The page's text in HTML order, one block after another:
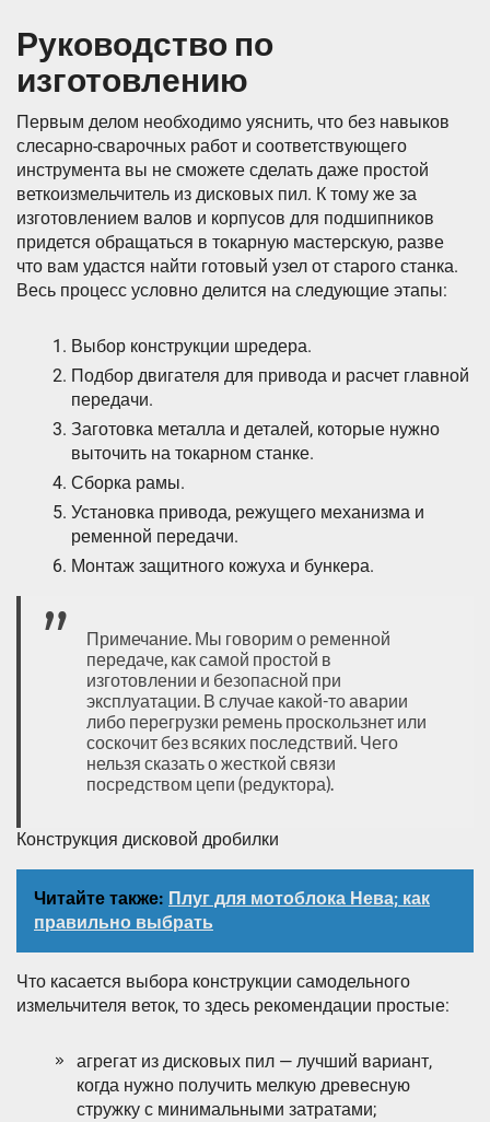
Руководство по
изготовлению
Первым делом необходимо уяснить, что без навыков
слесарно-сварочных работ и соответствующего
инструмента вы не сможете сделать даже простой
веткоизмельчитель из дисковых пил. К тому же за
изготовлением валов и корпусов для подшипников
придется обращаться в токарную мастерскую, разве
что вам удастся найти готовый узел от старого станка.
Весь процесс условно делится на следующие этапы:
Выбор конструкции шредера.
Подбор двигателя для привода и расчет главной
передачи.
Заготовка металла и деталей, которые нужно
выточить на токарном станке.
Сборка рамы.
Установка привода, режущего механизма и
ременной передачи.
Монтаж защитного кожуха и бункера.
Примечание. Мы говорим о ременной
передаче, как самой простой в
изготовлении и безопасной при
эксплуатации. В случае какой-то аварии
либо перегрузки ремень проскользнет или
соскочит без всяких последствий. Чего
нельзя сказать о жесткой связи
посредством цепи (редуктора).
Конструкция дисковой дробилки
Читайте также: Плуг для мотоблока Нева; как
правильно выбрать
Что касается выбора конструкции самодельного
измельчителя веток, то здесь рекомендации простые:
агрегат из дисковых пил — лучший вариант,
когда нужно получить мелкую древесную
стружку с минимальными затратами;